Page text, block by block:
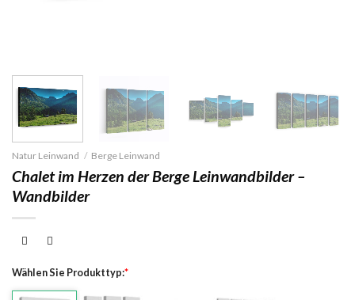
Natur Leinwand / Berge Leinwand
Chalet im Herzen der Berge Leinwandbilder –
Wandbilder
Wählen Sie Produkttyp:*